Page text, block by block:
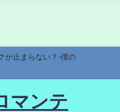
が止まらない？-僕の
マンテ